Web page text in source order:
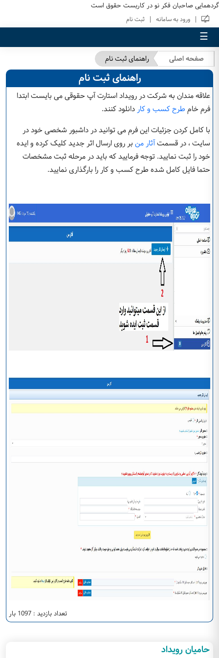
گردهمایی صاحبان فکر نو در کاربست حقوق است
| ورود به سامانه | ثبت نام
☰
صفحه اصلی راهنمای ثبت نام
راهنمای ثبت نام
علاقه مندان به شرکت در رویداد استارت آپ حقوقی می بایست ابتدا
فرم خام طرح کسب و کار دانلود کنند.
با کامل کردن جزئیات این فرم می توانید در داشبور شخصی خود در
سایت ، در قسمتآثار من بر روی ارسال اثر جدید کلیک کرده و ایده
خود را ثبت نمایید. توجه فرمایید که باید در مرحله ثبت مشخصات
حتما فایل کامل شده طرح کسب و کار را بارگذاری نمایید.
تعداد بازدید : 1097 بار
حامیان رویداد